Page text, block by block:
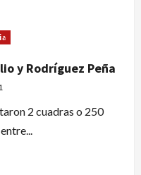
y Rodríguez Peña
2 cuadras o 250